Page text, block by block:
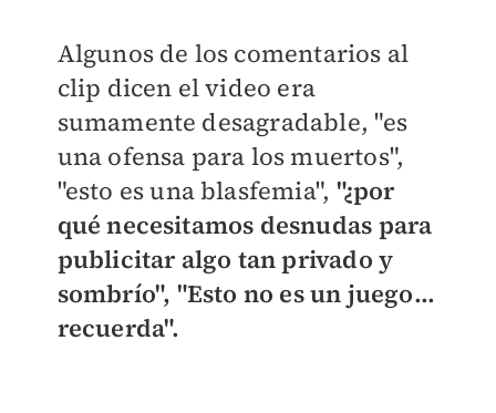
Algunos de los comentarios al
clip dicen el video era
sumamente desagradable, "es
una ofensa para los muertos",
"esto es una blasfemia", "¿por
qué necesitamos desnudas para
publicitar algo tan privado y
sombrío", "Esto no es un juego...
recuerda".